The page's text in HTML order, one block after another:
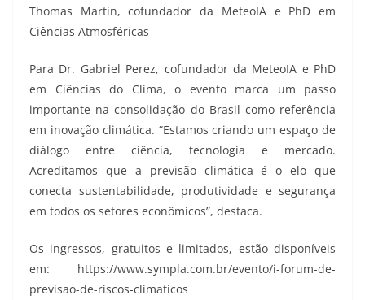
Thomas Martin, cofundador da MeteoIA e PhD em
Ciências Atmosféricas
Para Dr. Gabriel Perez, cofundador da MeteoIA e PhD
em Ciências do Clima, o evento marca um passo
importante na consolidação do Brasil como referência
em inovação climática. “Estamos criando um espaço de
diálogo entre ciência, tecnologia e mercado.
Acreditamos que a previsão climática é o elo que
conecta sustentabilidade, produtividade e segurança
em todos os setores econômicos”, destaca.
Os ingressos, gratuitos e limitados, estão disponíveis
em: https://www.sympla.com.br/evento/i-forum-de-
previsao-de-riscos-climaticos